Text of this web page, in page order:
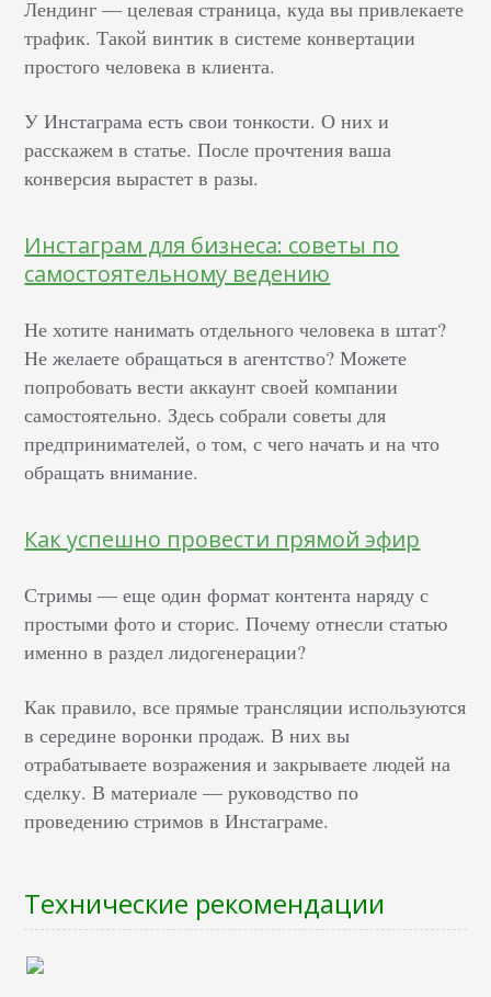
Лендинг — целевая страница, куда вы привлекаете
трафик. Такой винтик в системе конвертации
простого человека в клиента.
У Инстаграма есть свои тонкости. О них и
расскажем в статье. После прочтения ваша
конверсия вырастет в разы.
Инстаграм для бизнеса: советы по
самостоятельному ведению
Не хотите нанимать отдельного человека в штат?
Не желаете обращаться в агентство? Можете
попробовать вести аккаунт своей компании
самостоятельно. Здесь собрали советы для
предпринимателей, о том, с чего начать и на что
обращать внимание.
Как успешно провести прямой эфир
Стримы — еще один формат контента наряду с
простыми фото и сторис. Почему отнесли статью
именно в раздел лидогенерации?
Как правило, все прямые трансляции используются
в середине воронки продаж. В них вы
отрабатываете возражения и закрываете людей на
сделку. В материале — руководство по
проведению стримов в Инстаграме.
Технические рекомендации